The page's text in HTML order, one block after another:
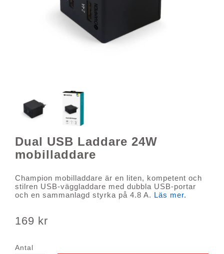
Dual USB Laddare 24W
mobilladdare
Champion mobilladdare är en liten, kompetent och
stilren USB-väggladdare med dubbla USB-portar
och en sammanlagd styrka på 4.8 A. Läs mer.
169 kr
Antal